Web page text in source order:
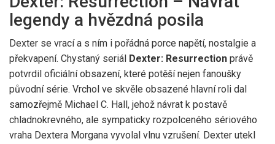
legendy a hvězdná posila
Dexter se vrací a s ním i pořádná porce napětí, nostalgie a
překvapení. Chystaný seriál Dexter: Resurrection právě
potvrdil oficiální obsazení, které potěší nejen fanoušky
původní série. Vrchol ve skvěle obsazené hlavní roli dal
samozřejmě Michael C. Hall, jehož návrat k postavě
chladnokrevného, ale sympaticky rozpolceného sériového
vraha Dextera Morgana vyvolal vlnu vzrušení. Dexter utekl